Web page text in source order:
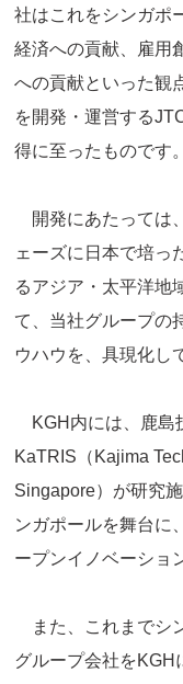
社はこれをシンガポ
経済への貢献、雇用
への貢献といった観
を開発・運営する
得に至ったものです。
開発にあたっては
ェーズに日本で培っ
るアジア・太平洋地
て、当社グループの
ウハウを、具現化し
KGH内には、鹿島
KaTRIS（Kajima
Singapore）が研究
ンガポールを舞台に
ープンイノベーショ
また、これまでシ
グループ会社をKGH